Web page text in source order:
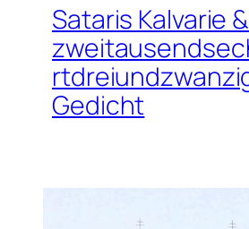
Sataris Kalvarie
Gedicht